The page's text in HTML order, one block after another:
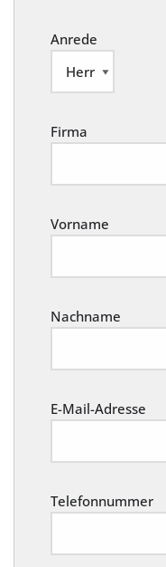
Anrede
Firma
Vorname
Nachname
E-Mail-Adresse
Telefonnummer